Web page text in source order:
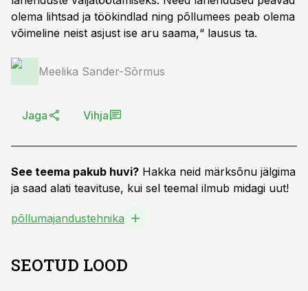
olema lihtsad ja töökindlad ning põllumees peab olema
võimeline neist asjust ise aru saama,“ lausus ta.
Meelika Sander-Sõrmus
Jaga Vihja
See teema pakub huvi? Hakka neid märksõnu jälgima
ja saad alati teavituse, kui sel teemal ilmub midagi uut!
põllumajandustehnika
SEOTUD LOOD